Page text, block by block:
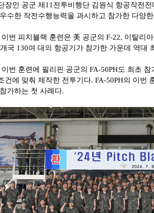
장인 공군 제 11 전투비행단 김원식 항공작전전
수한 작전수행능력을 과시하고 참가한 다양
이번 피치블랙 훈련은 美 공군의 F-22, 이탈리
개국 130여 대의 항공기가 참가한 가운데 역대
이번 훈련에 필리핀 공군의 FA-50PH도 최초 참
건에 맞춰 제작한 전투기다. FA-50PH의 이번
가하는 첫 사례다.